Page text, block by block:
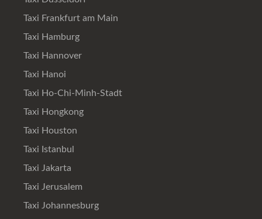
Taxi Frankfurt am Main
Taxi Hamburg
Taxi Hannover
Taxi Hanoi
Taxi Ho-Chi-Minh-Stadt
Taxi Hongkong
Taxi Houston
Taxi Istanbul
Taxi Jakarta
Taxi Jerusalem
Taxi Johannesburg